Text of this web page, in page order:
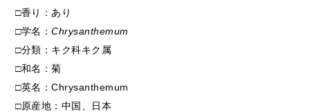
□香り：あり
□学名：Chrysanthemum
□分類：キク科キク属
□和名：菊
□英名：Chrysanthemum
□原産地：中国、日本